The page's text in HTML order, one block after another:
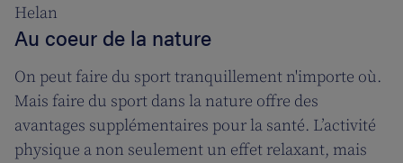
Helan
Au coeur de la nature
On peut faire du sport tranquillement n'importe où.
Mais faire du sport dans la nature offre des
avantages supplémentaires pour la santé. L’activité
physique a non seulement un effet relaxant, mais